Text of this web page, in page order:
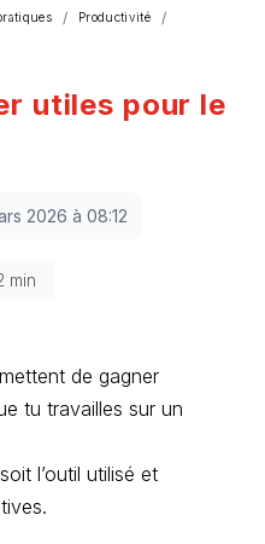
Productivité
utiles pour le
2026 à 08:12
min
de gagner
tu travailles sur un
l’outil utilisé et